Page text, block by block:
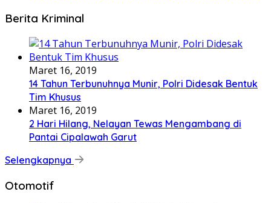
Berita Kriminal
Maret 16, 2019
14 Tahun Terbunuhnya Munir, Polri Didesak Bentuk
Tim Khusus
Maret 16, 2019
2 Hari Hilang, Nelayan Tewas Mengambang di
Pantai Cipalawah Garut
Selengkapnya
Otomotif